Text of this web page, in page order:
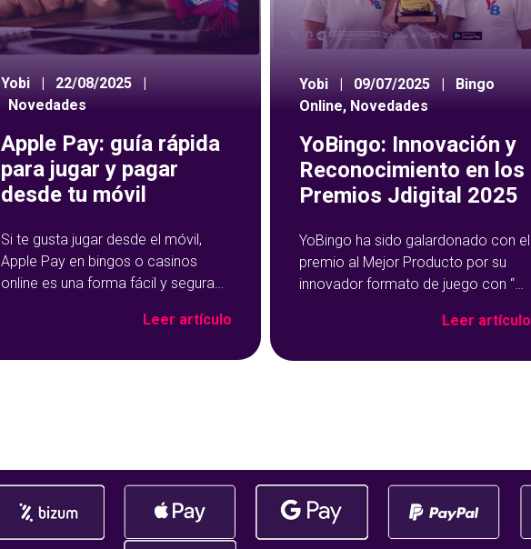
Yobi 22/08/2025
Novedades
Apple Pay: guía rápida
para jugar y pagar
desde tu móvil
Si te gusta jugar desde el móvil,
Apple Pay en bingos o casinos
online es una forma fácil y segura
método de pago se ha vuelto muy
Leer artículo
Yobi | 09/07/2025 |
Bingo
Online, Novedades
YoBingo: Innovación y
Reconocimiento en los
Premios Jdigital 2025
YoBingo ha sido galardonado con el
premio al Mejor Producto por su
innovador formato de juego con “El
que ha transformado la experiencia
Leer artículo